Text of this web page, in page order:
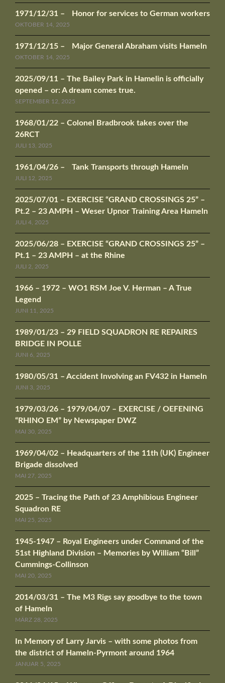
1971/12/31 – Honor for services to German workers
OKTOBER 14, 2025
1971/12/15 – Major General Abraham visits Hameln
OKTOBER 14, 2025
2025/09/11 – The Bailey Park in Hamelin is officially
opened – or: A dream comes true.
SEPTEMBER 12, 2025
1968/01/22 – Colonel Bradbrook takes over the
26RCT
JULI 13, 2025
1961/04/26 – Tank Transports through Hameln
JULI 12, 2025
2025/07/01 – EXERCISE “GRAND CROSSINGS 25” –
Pt.2 – 23 AMPH – Weser Upnor Training Area Hameln
JULI 4, 2025
2025/06/28 – EXERCISE “GRAND CROSSINGS 25” –
Pt.1 – 23 AMPH – at the Rhine
JULI 2, 2025
1966 – 1972 – WO1 RSM Joe V. Herman – A True
Legend
JUNI 11, 2025
1989/01/23 – 29 FIELD SQUADRON RE REPAIRES
BRIDGE IN POLLE
JUNI 6, 2025
1980/05/31 – Accident Involving an FV432 in Hameln
JUNI 3, 2025
1979/03/26 – 1979/04/07 – EXERCISE / OEFENING
“RHINO EM” by Newspaper DWZ
MAI 30, 2025
1969/04/02 – Headquarters of the 11th (UK) Engineer
Brigade dissolved
MAI 27, 2025
2025 – Tracing the Path of 23 Amphibious Engineer
Squadron RE
MAI 25, 2025
1945-1947 – Royal Engineers under Command of the
51st Highland Division – Memories by William “Bill”
Cummings-Collinson
MAI 20, 2025
2014/03/31 – The M3 Rigs say goodbye to the town
of Hameln
MÄRZ 28, 2025
In Memory of Larry Jarvis – with some photos from
the district of Hameln-Pyrmont around 1964
JANUAR 5, 2025